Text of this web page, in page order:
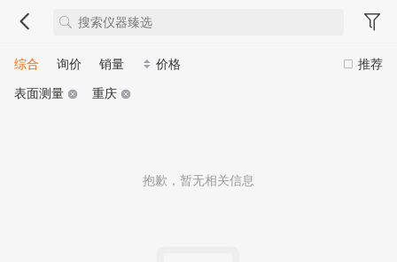
推荐
综合 询价 销量
价格
表面测量
重庆
抱歉，暂无相关信息